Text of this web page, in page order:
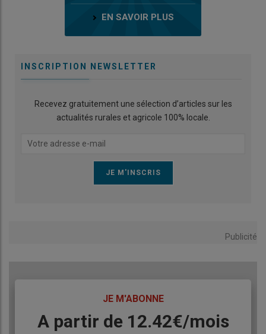
EN SAVOIR PLUS
INSCRIPTION NEWSLETTER
Recevez gratuitement une sélection d’articles sur les
actualités rurales et agricole 100% locale.
Publicité
JE M'ABONNE
Body
A partir de 12.42€/mois